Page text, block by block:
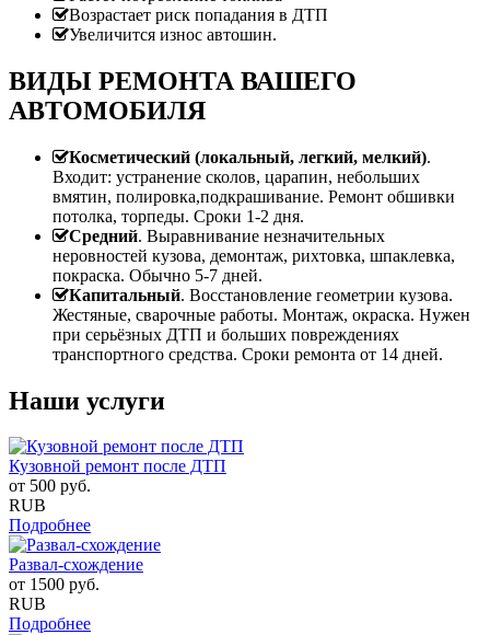
Возрастает риск попадания в ДТП
Увеличится износ автошин.
ВИДЫ РЕМОНТА ВАШЕГО
АВТОМОБИЛЯ
Косметический (локальный, легкий, мелкий).
Входит: устранение сколов, царапин, небольших
вмятин, полировка,подкрашивание. Ремонт обшивки
потолка, торпеды. Сроки 1-2 дня.
Средний. Выравнивание незначительных
неровностей кузова, демонтаж, рихтовка, шпаклевка,
покраска. Обычно 5-7 дней.
Капитальный. Восстановление геометрии кузова.
Жестяные, сварочные работы. Монтаж, окраска. Нужен
при серьёзных ДТП и больших повреждениях
транспортного средства. Сроки ремонта от 14 дней.
Наши услуги
Кузовной ремонт после ДТП
от 500 руб.
RUB
Подробнее
Развал-схождение
от 1500 руб.
RUB
Подробнее